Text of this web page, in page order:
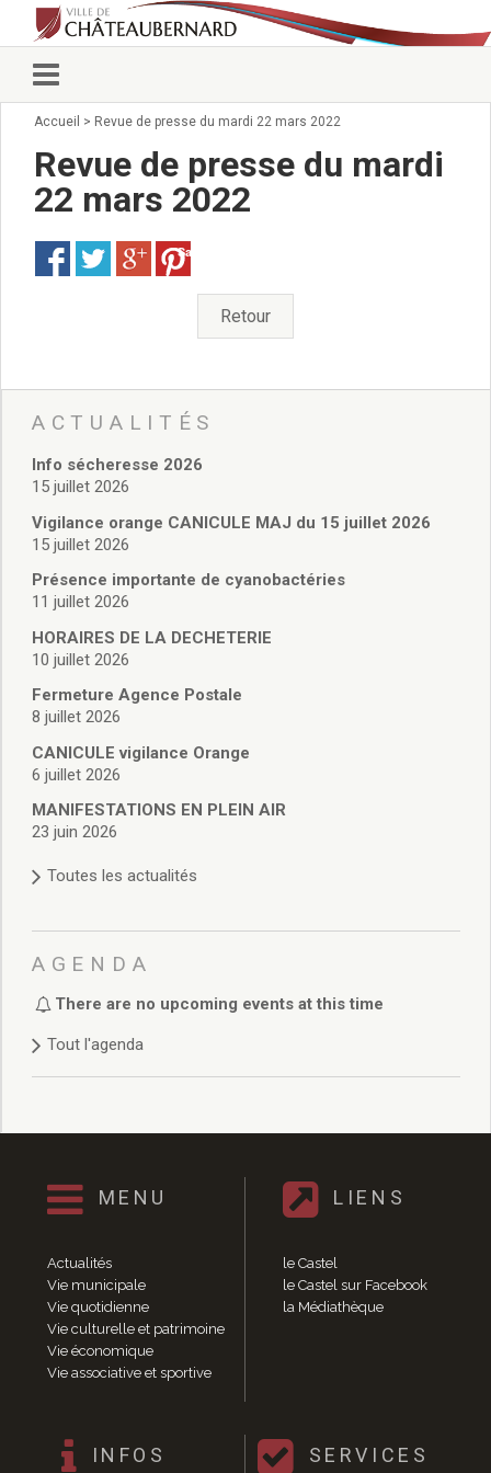
Vie municipale
Conseillers municipaux
Commissions 2026
Arrêtés du Maire
Services municipaux
Pour venir nous voir
administratives
Services Techniques
Affaires Scolaires
Vie associative
Police Municipale/règlementation
Cimetière/réglementation funéraire
Services en ligne
Licences boissons
Cadastre
Actes d’état civil
Budget de Fonctionnement
Budget d’Investissement
Conseils municipaux
Règlement du conseil municipal
Délibérations 2025
Délibérations 2022
Délibérations 2021
Délibérations 2020
Délibérations 2019
Délibérations 2018
Délibérations 2014
Délibérations 2013
Délibérations 2011
Délibérations 2010
Délibérations 2009
Délibérations 2008
Agenda réunions publiques
Marchés publics
Vie quotidienne
Accueil > Revue de presse du mardi 22 mars 2022
Revue de presse du mardi
22 mars 2022
Save
Retour
ACTUALITÉS
Info sécheresse 2026
15 juillet 2026
Vigilance orange CANICULE MAJ du 15 juillet 2026
15 juillet 2026
Présence importante de cyanobactéries
11 juillet 2026
HORAIRES DE LA DECHETERIE
10 juillet 2026
Fermeture Agence Postale
8 juillet 2026
CANICULE vigilance Orange
6 juillet 2026
MANIFESTATIONS EN PLEIN AIR
23 juin 2026
Toutes les actualités
AGENDA
There are no upcoming events at this time
Tout l'agenda
MENU
Actualités
Vie municipale
Vie quotidienne
Vie culturelle et patrimoine
Vie économique
Vie associative et sportive
LIENS
le Castel
le Castel sur Facebook
la Médiathèque
INFOS SERVICES